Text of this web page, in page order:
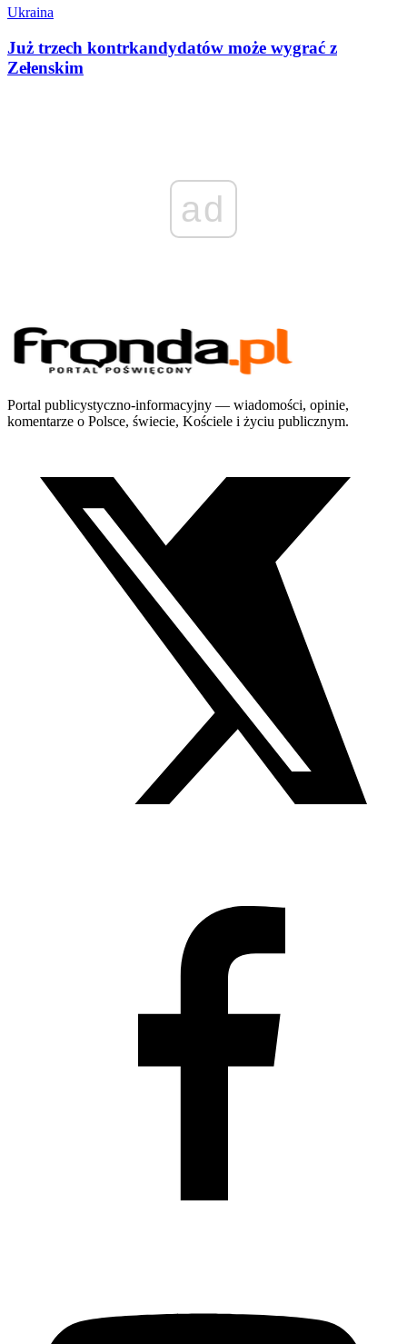
Ukraina
Już trzech kontrkandydatów może wygrać z
Zełenskim
ad
Portal publicystyczno-informacyjny — wiadomości, opinie,
komentarze o Polsce, świecie, Kościele i życiu publicznym.